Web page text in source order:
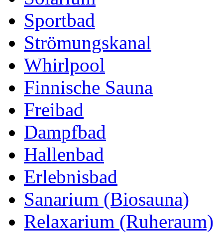
Sportbad
Strömungskanal
Whirlpool
Finnische Sauna
Freibad
Dampfbad
Hallenbad
Erlebnisbad
Sanarium (Biosauna)
Relaxarium (Ruheraum)